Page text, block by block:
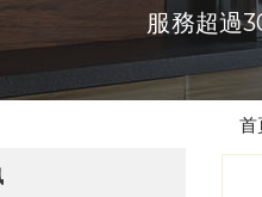
服務超過